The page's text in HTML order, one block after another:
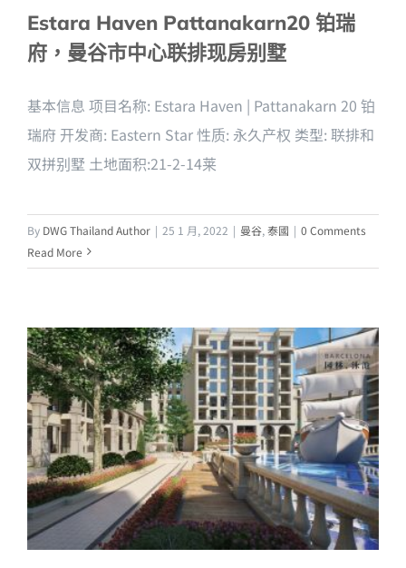
Estara Haven Pattanakarn20 铂瑞
府，曼谷市中心联排现房别墅
基本信息 项目名称: Estara Haven | Pattanakarn 20 铂
瑞府 开发商: Eastern Star 性质: 永久产权 类型: 联排和
双拼别墅 土地面积:21-2-14莱
By DWG Thailand Author | 25 1 月, 2022 | 曼谷, 泰國 | 0 Comments
Read More